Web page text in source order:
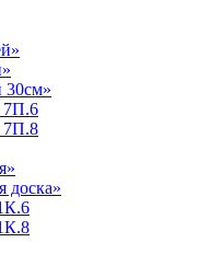
30см»
7П.6
7П.8
доска»